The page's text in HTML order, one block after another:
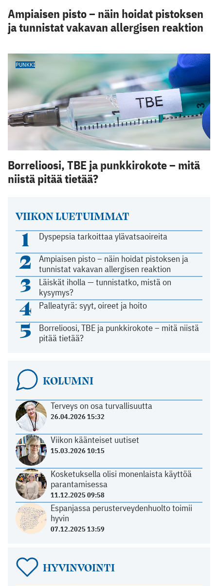
VIIKON LUETUIMMAT
1 Dyspepsia tarkoittaa ylävatsaoireita
2
Ampiaisen pisto – näin hoidat pistoksen ja
tunnistat vakavan allergisen reaktion
3
Läiskät iholla — tunnistatko, mistä on
kysymys?
4 Palleatyrä: syyt, oireet ja hoito
5
Borrelioosi, TBE ja punkkirokote – mitä niistä
pitää tietää?
KOLUMNI
Terveys on osa turvallisuutta
26.04.2026 15:32
Viikon käänteiset uutiset
15.03.2026 10:15
Kosketuksella olisi monenlaista käyttöä
parantamisessa
11.12.2025 09:58
Espanjassa perusterveydenhuolto toimii
hyvin
07.12.2025 13:59
HYVINVOINTI
Ampiaisen pisto – näin hoidat pistoksen
ja tunnistat vakavan allergisen reaktion
PUNKKI
Borrelioosi, TBE ja punkkirokote – mitä
niistä pitää tietää?